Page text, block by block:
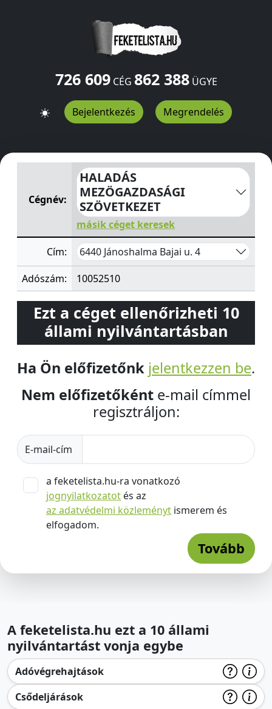
726 609CÉG 862 388ÜGYE
Bejelentkezés Megrendelés
HALADÁS MEZÖGAZDASÁGI SZÖVETKEZETBajai u. 4
Cégnév:
HALADÁS
MEZÖGAZDASÁGI
SZÖVETKEZET
másik céget keresek
Cím: 6440 Jánoshalma Bajai u. 4
Adószám: 10052510
Ezt a céget ellenőrizheti 10
állami nyilvántartásban
Ha Ön előfizetőnk jelentkezzen be.
Nem előfizetőként e-mail címmel
regisztráljon:
E-mail-cím
a feketelista.hu-ra vonatkozó
jognyilatkozatot és az
az adatvédelmi közleményt ismerem és
elfogadom.
Tovább
A feketelista.hu ezt a 10 állami
nyilvántartást vonja egybe
Adóvégrehajtások
Csődeljárások